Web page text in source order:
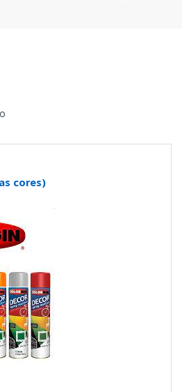
cores)